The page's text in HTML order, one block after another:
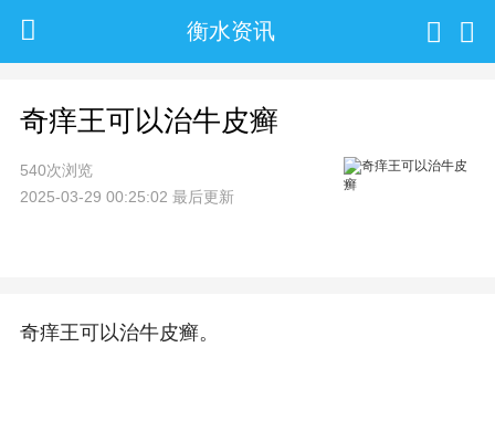
衡水资讯
奇痒王可以治牛皮癣
540次浏览
2025-03-29 00:25:02 最后更新
奇痒王可以治牛皮癣。